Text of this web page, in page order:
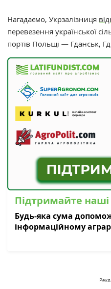
Нагадаємо, Укрзалізниця
перевезення української
портів Польщі — Гданськ,
Підтримайте наші
Будь-яка сума
інформаційному